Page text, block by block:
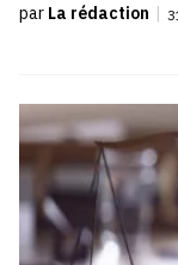
par La rédaction |